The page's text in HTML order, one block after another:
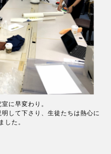
に早変わり。
して下さり、生徒たちは熱心に
した。